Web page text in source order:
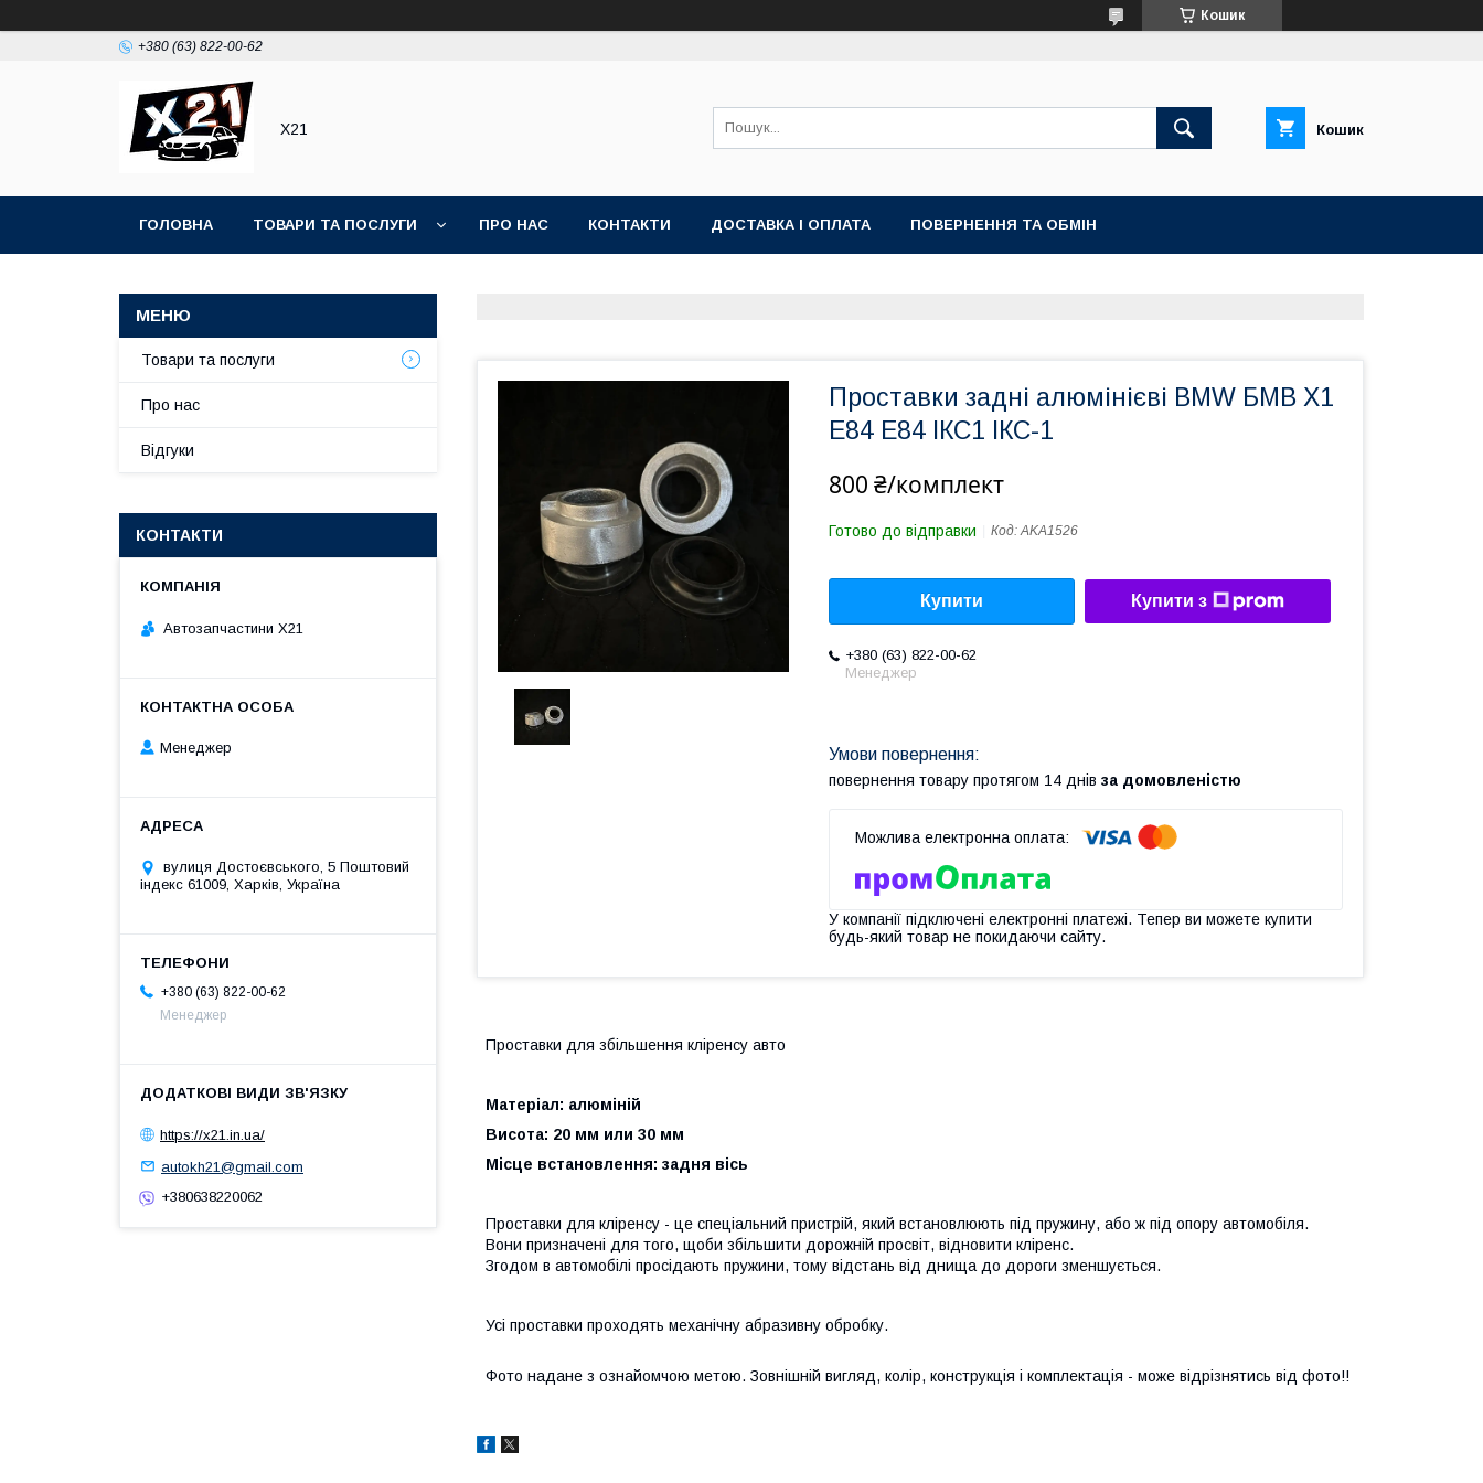
Кошик
+380 (63) 822-00-62
Х21 Кошик
ГОЛОВНА ТОВАРИ ТА ПОСЛУГИ ПРО НАС КОНТАКТИ ДОСТАВКА І ОПЛАТА ПОВЕРНЕННЯ ТА ОБМІН
Проставки задні алюмінієві BMW БМВ X1
E84 Е84 ІКС1 ІКС-1
800 ₴/комплект
Готово до відправки Код:AKA1526
Купити Купити з
+380 (63) 822-00-62
Менеджер
повернення товару протягом 14 днів за домовленістю
У компанії підключені електронні платежі. Тепер ви можете купити
будь-який товар не покидаючи сайту.
Проставки для збільшення кліренсу авто
Матеріал: алюміній
Висота: 20 мм или 30 мм
Місце встановлення: задня вісь
Проставки для кліренсу - це спеціальний пристрій, який встановлюють під пружину, або ж під опору автомобіля.
Вони призначені для того, щоби збільшити дорожній просвіт, відновити кліренс.
Згодом в автомобілі просідають пружини, тому відстань від днища до дороги зменшується.
Усі проставки проходять механічну абразивну обробку.
Фото надане з ознайомчою метою. Зовнішній вигляд, колір, конструкція і комплектація - може відрізнятись від фото!!
Товари та послуги
Про нас
Відгуки
КОНТАКТИ
Автозапчастини X21
Менеджер
вулиця Достоєвського, 5 Поштовий
індекс 61009, Харків, Україна
+380 (63) 822-00-62
Менеджер
https://x21.in.ua/
autokh21@gmail.com
+380638220062